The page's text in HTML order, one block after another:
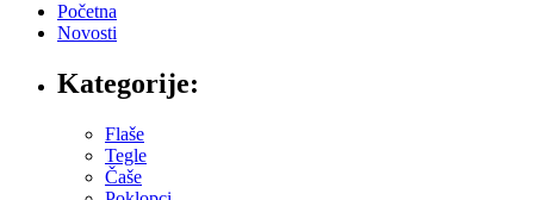
Početna
Novosti
Kategorije:
Flaše
Tegle
Čaše